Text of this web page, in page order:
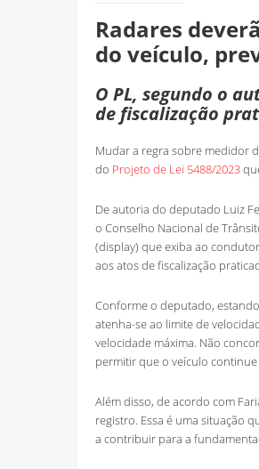
Radares
do veículo,
O PL, segundo o
de fiscalização
Mudar a regra sobre medidor
do Projeto de Lei 5488/2023
De autoria do deputado Luiz
o Conselho Nacional de
(display) que exiba ao
aos atos de fiscalização
Conforme o deputado,
atenha-se ao limite de
velocidade máxima. Não
permitir que o veículo
Além disso, de acordo com
registro. Essa é uma situação
a contribuir para a